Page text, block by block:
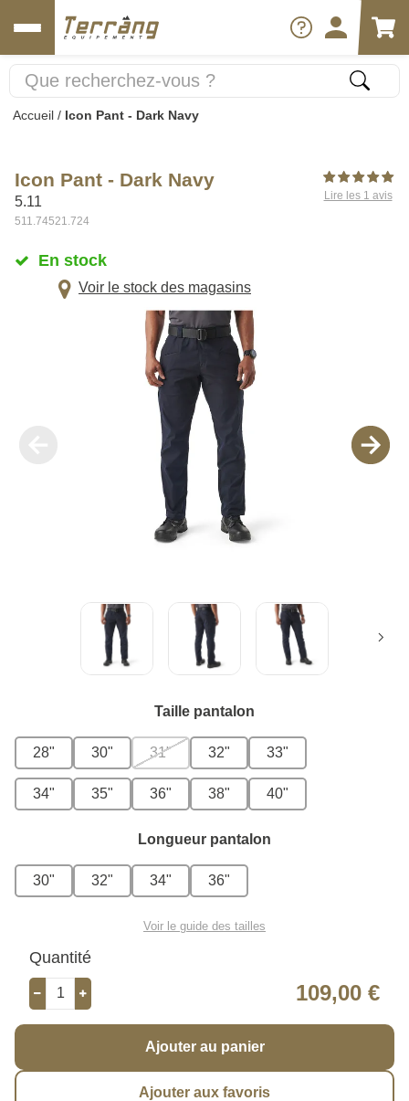
Accueil / Icon Pant - Dark Navy
Icon Pant - Dark Navy
5.11
511.74521.724
Lire les 1 avis
En stock
Voir le stock des magasins
Taille pantalon
28" 30" 31" 32" 33"
34" 35" 36" 38" 40"
Longueur pantalon
30" 32" 34" 36"
Voir le guide des tailles
Quantité
109,00 €
Ajouter au panier
Ajouter aux favoris